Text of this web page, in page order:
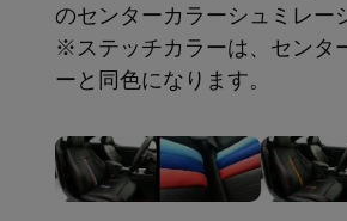
のセンターカラーシュミレー
※ステッチカラーは、センタ
ーと同色になります。